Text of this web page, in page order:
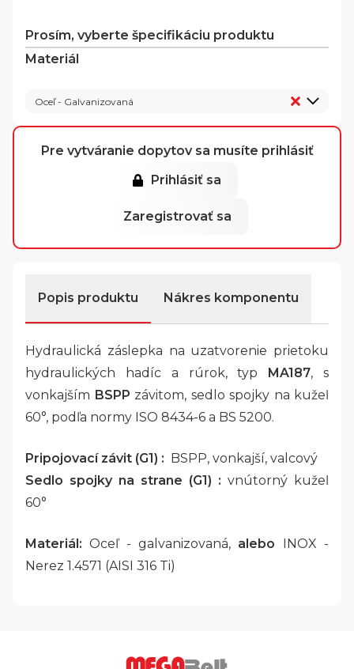
Prosím, vyberte špecifikáciu produktu
Materiál
Oceľ - Galvanizovaná
Pre vytváranie dopytov sa musíte prihlásiť
Prihlásiť sa
Zaregistrovať sa
Popis produktu Nákres komponentu
Hydraulická záslepka na uzatvorenie prietoku
hydraulických hadíc a rúrok, typ
MA187, s
vonkajším BSPP závitom, sedlo spojky na kužeľ
60°, podľa normy ISO 8434-6 a BS 5200.
Pripojovací závit (G1) : BSPP, vonkajší, valcový
Sedlo spojky na strane (G1) : vnútorný kužeľ
60°
Materiál: Oceľ - galvanizovaná, alebo INOX -
Nerez 1.4571 (AISI 316 Ti)